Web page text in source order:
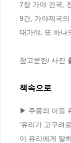
7장 가야 건국,
9간, 가야제국
대가야, 또 하나
참고문헌/ 사진
책속으로
▶ 주몽의 아들
‘유리가 고구려
이 유리에게 말